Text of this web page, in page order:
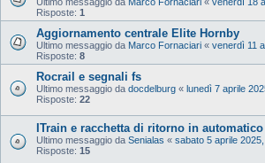
Risposte: 1
Aggiornamento centrale Elite Hornby
Ultimo messaggio da Marco Fornaciari « venerdì 11
Risposte: 8
Rocrail e segnali fs
Ultimo messaggio da docdelburg « lunedì 7 aprile
Risposte: 22
ITrain e racchetta di ritorno in automatico
Ultimo messaggio da Senialas « sabato 5 aprile
Risposte: 15